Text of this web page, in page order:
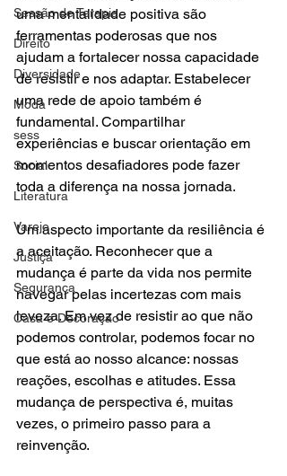
Sessão de Terapia
Direito
Diversidade
Moda
sess
Social
Literatura
Varejo
Justiça
Segurança
Casa e Decoração
uma mentalidade positiva são
ferramentas poderosas que nos
ajudam a fortalecer nossa capacidade
de resistir e nos adaptar. Estabelecer
uma rede de apoio também é
fundamental. Compartilhar
experiências e buscar orientação em
momentos desafiadores pode fazer
toda a diferença na nossa jornada.
Um aspecto importante da resiliência é
a aceitação. Reconhecer que a
mudança é parte da vida nos permite
navegar pelas incertezas com mais
leveza. Em vez de resistir ao que não
podemos controlar, podemos focar no
que está ao nosso alcance: nossas
reações, escolhas e atitudes. Essa
mudança de perspectiva é, muitas
vezes, o primeiro passo para a
reinvenção.